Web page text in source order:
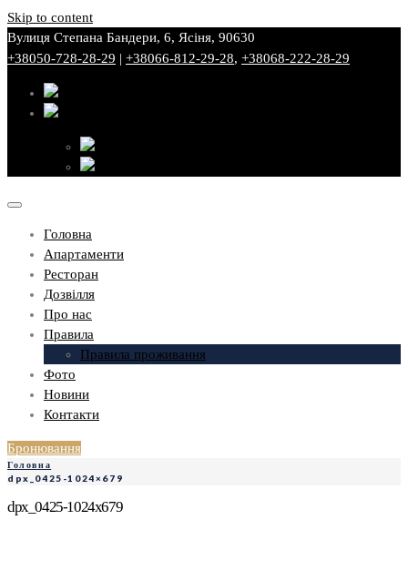
Skip to content
Вулиця Степана Бандери, 6, Ясіня, 90630
+38050-728-28-29 | +38066-812-29-28, +38068-222-28-29
Головна
Апартаменти
Ресторан
Дозвілля
Про нас
Правила
Правила проживання
Фото
Новини
Контакти
Бронювання
Головна
dpx_0425-1024×679
dpx_0425-1024x679